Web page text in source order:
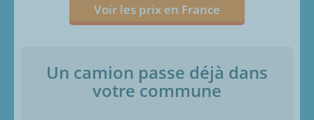
Voir les prix en France
Un camion passe déjà dans
votre commune